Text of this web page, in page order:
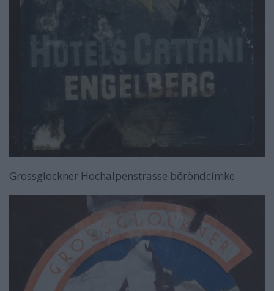
Grossglockner Hochalpenstrasse bőröndcímke